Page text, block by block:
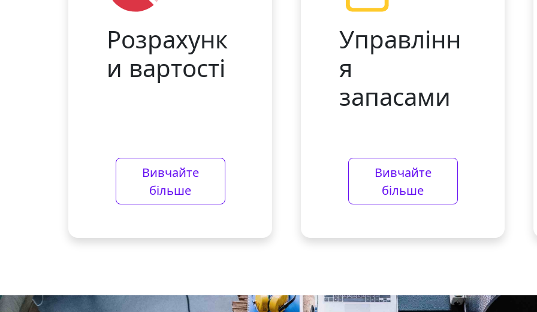
Розрахунк
и вартості
Вивчайте
більше
Управлінн
я
запасами
Вивчайте
більше